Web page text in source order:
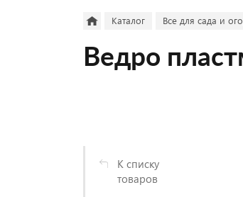
Каталог Все для сада и
Ведро
К списку
товаров